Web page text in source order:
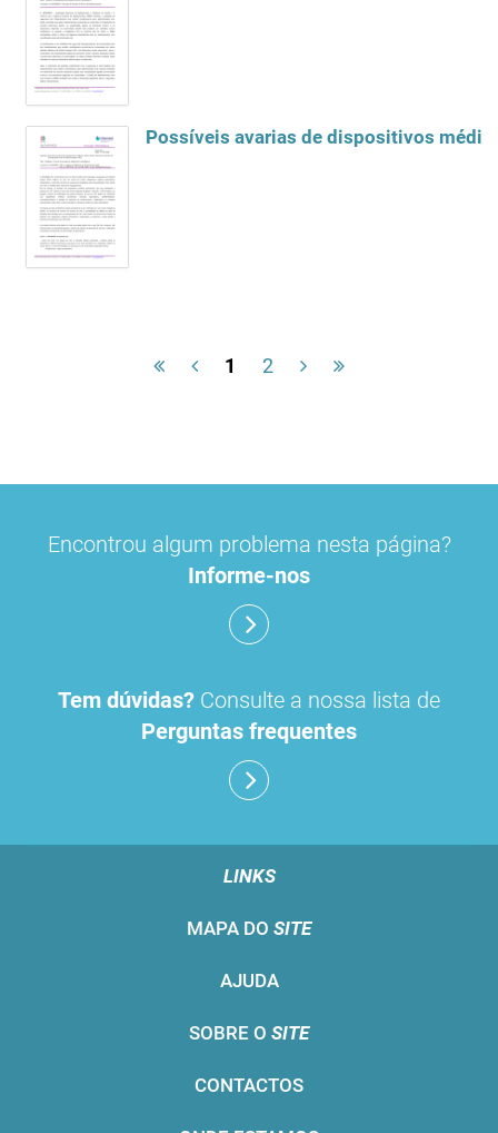
Possíveis avarias de dispositivos
1 2
Encontrou algum problema nesta página?
Informe-nos
Tem dúvidas? Consulte a nossa lista de
Perguntas frequentes
LINKS
MAPA DO SITE
AJUDA
SOBRE O SITE
CONTACTOS